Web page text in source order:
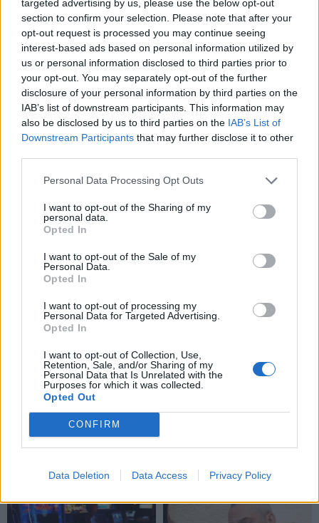
targeted advertising by us, please use the below opt-out
section to confirm your selection. Please note that after your
opt-out request is processed you may continue seeing
interest-based ads based on personal information utilized by
us or personal information disclosed to third parties prior to
your opt-out. You may separately opt-out of the further
disclosure of your personal information by third parties on the
IAB’s list of downstream participants. This information may
also be disclosed by us to third parties on the IAB’s List of
Downstream Participants that may further disclose it to other
Personal Data Processing Opt Outs
I want to opt-out of the Sharing of my
personal data.
Opted In
I want to opt-out of the Sale of my
Personal Data.
Opted In
I want to opt-out of processing my
Personal Data for Targeted Advertising.
Opted In
I want to opt-out of Collection, Use,
Retention, Sale, and/or Sharing of my
Personal Data that Is Unrelated with the
Purposes for which it was collected.
Opted Out
CONFIRM
Data Deletion Data Access Privacy Policy
išsigelbėjimo(6)
medžiai užtvėrė kelius
Aktualijos
Buvusi AAD vadovė
tikrinusiam pavaldiniui
skyrė priedą prie
atlyginimo
Lietuva
Premjeras: nėra
mažinti dyzelino akcizą –
kaina turi viršyti 2,2 euro
NAUJI